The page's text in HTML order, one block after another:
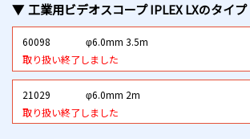
光学アダプターケース
近点側視光学アダプター(AT120S/NF)
リジッドスリーブ(MAJ-1253)
挿入補助具(250/340/450mm)
Utility Disc
取扱説明書
工業用ビデオスコープ IPLEX LXのタイプ
60098
φ6.0mm 3.5m
取り扱い終了しました
21029
φ6.0mm 2m
取り扱い終了しました